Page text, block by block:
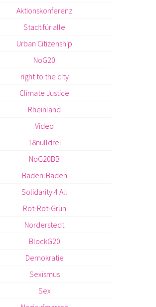
Aktionskonferenz
Stadt für alle
Urban Citizenship
NoG20
right to the city
Climate Justice
Rheinland
Video
18nulldrei
NoG20BB
Baden-Baden
Solidarity 4 All
Rot-Rot-Grün
Norderstedt
BlockG20
Demokratie
Sexismus
Sex